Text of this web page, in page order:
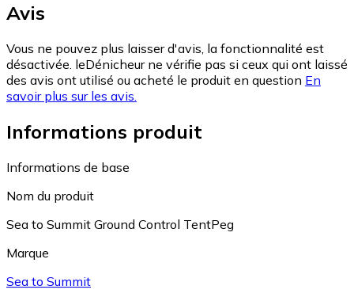
Avis
Vous ne pouvez plus laisser d'avis, la fonctionnalité est
désactivée. leDénicheur ne vérifie pas si ceux qui ont laissé
des avis ont utilisé ou acheté le produit en question En
savoir plus sur les avis.
Informations produit
Informations de base
Nom du produit
Sea to Summit Ground Control TentPeg
Marque
Sea to Summit